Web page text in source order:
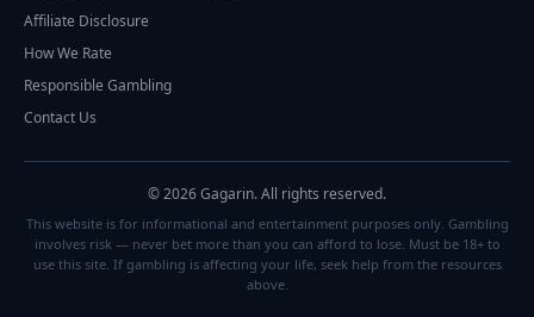
Affiliate Disclosure
How We Rate
Responsible Gambling
Contact Us
© 2026 Gagarin. All rights reserved.
This website is for informational and entertainment purposes only. Gambling
involves risk — never bet more than you can afford to lose. Must be 18+ to
use this site. If gambling is affecting your life, seek help from the resources
above.